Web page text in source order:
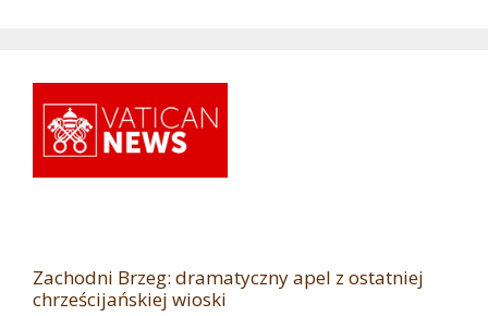
Zachodni Brzeg: dramatyczny apel z ostatniej
chrześcijańskiej wioski